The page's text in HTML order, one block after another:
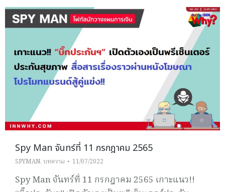
Spy Man จันทร์ที่ 11 กรกฎาคม 2565
SPYMAN, บทความ 11/07/2022
Spy Man จันทร์ที่ 11 กรกฎาคม 2565 เกาะแนว!!